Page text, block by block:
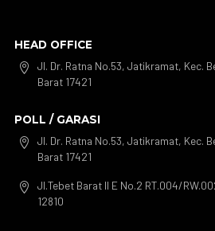
HEAD OFFICE

Jl. Dr. Ratna No.53, Jatikramat, Kec.
Barat 17421
POLL / GARASI

Jl. Dr. Ratna No.53, Jatikramat, Kec.
Barat 17421

Jl.Tebet Barat II E No.2 RT.004/
12810